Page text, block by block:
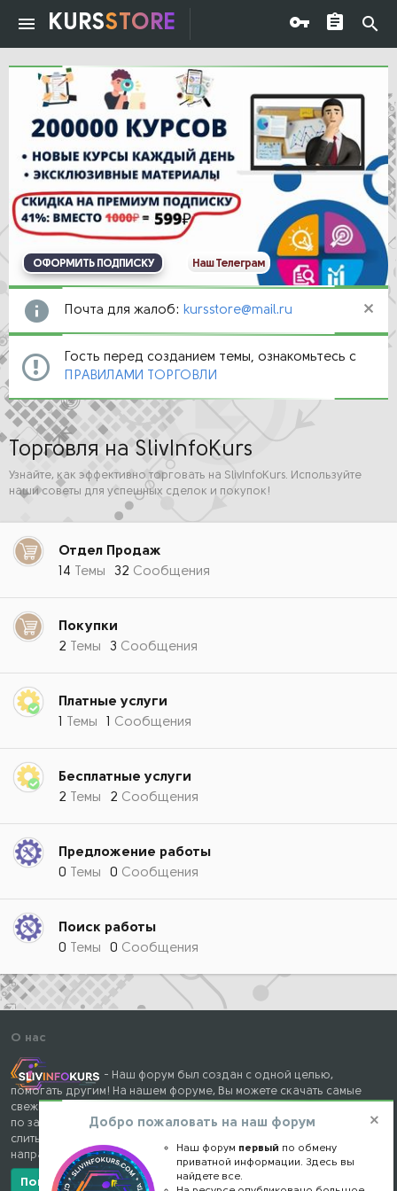
KURSSTORE
ОФОРМИТЬ ПОДПИСКУ Наш Телеграм
Почта для жалоб: kursstore@mail.ru
Гость перед созданием темы, ознакомьтесь с
ПРАВИЛАМИ ТОРГОВЛИ
Торговля на SlivInfoKurs
Узнайте, как эффективно торговать на SlivInfoKurs. Используйте
наши советы для успешных сделок и покупок!
Отдел Продаж
14 Темы 32 Сообщения
Покупки
2 Темы 3 Сообщения
Платные услуги
1 Темы 1 Сообщения
Бесплатные услуги
2 Темы 2 Сообщения
Предложение работы
0 Темы 0 Сообщения
Поиск работы
0 Темы 0 Сообщения
О нас
- Наш форум был создан с одной целью,
помогать другим! На нашем форуме, Вы можете скачать самые
свежие и популярные курсы, книги, тренинги и вебинары, схемы
по заработку, различные мануалы и готовые кейсы, а так же
слитые складчины с торрент ресурсов, по самым разным
направлениям бесплатно!
Показать/скрыть больше
Добро пожаловать на наш форум
Наш форум первый по обмену
приватной информации. Здесь вы
найдете все.